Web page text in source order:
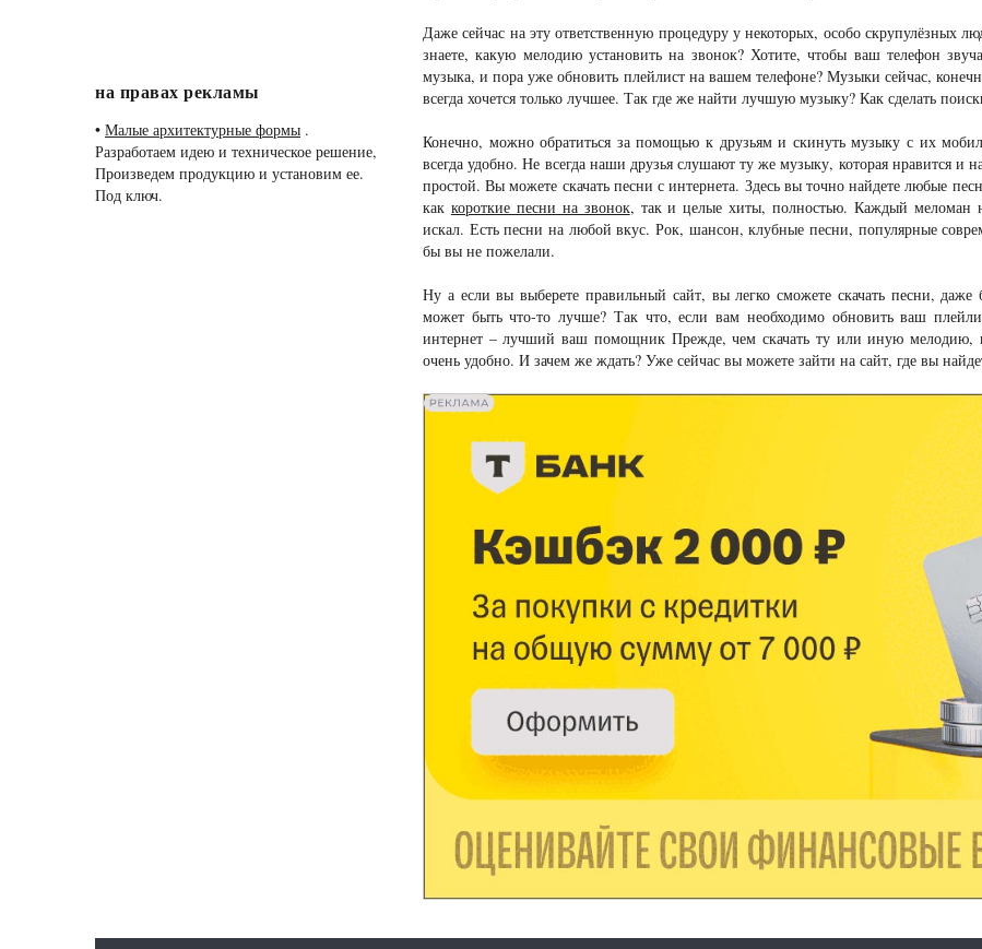
на правах рекламы
• Малые архитектурные формы .
Разработаем идею и техническое решение,
Произведем продукцию и установим ее.
Под ключ.
Даже сейчас на эту ответственную процедуру у некоторых, особо скрупулёзных
знаете, какую мелодию установить на звонок? Хотите, чтобы ваш телефон
музыка, и пора уже обновить плейлист на вашем телефоне? Музыки сейчас,
всегда хочется только лучшее. Так где же найти лучшую музыку? Как сделать
Конечно, можно обратиться за помощью к друзьям и скинуть музыку с их
всегда удобно. Не всегда наши друзья слушают ту же музыку, которая нравится и
простой. Вы можете скачать песни с интернета. Здесь вы точно найдете любые
как короткие песни на звонок, так и целые хиты, полностью. Каждый меломан
искал. Есть песни на любой вкус. Рок, шансон, клубные песни, популярные
бы вы не пожелали.
Ну а если вы выберете правильный сайт, вы легко сможете скачать песни, даже
может быть что-то лучше? Так что, если вам необходимо обновить ваш
интернет – лучший ваш помощник Прежде, чем скачать ту или иную мелодию,
очень удобно. И зачем же ждать? Уже сейчас вы можете зайти на сайт, где вы